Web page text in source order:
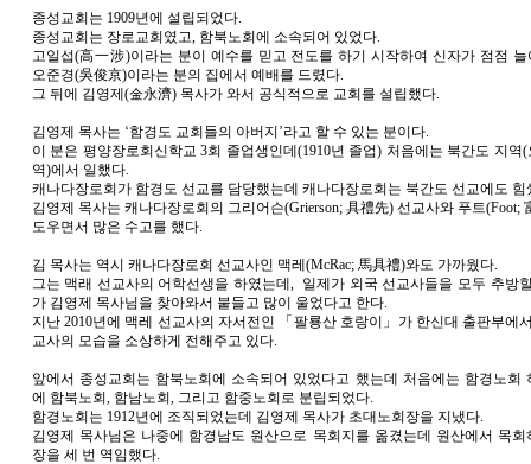
종성교회는 1909년에 설립되었다.
종성교회는 장로교회였고, 함북노회에 소속되어 있었다.
고일섭(高一涉)이라는 분이 예수를 믿고 전도를 하기 시작하여 신자가 점점 늘
오준경(吳俊京)이라는 분의 집에서 예배를 드렸다.
그 뒤에 김영제(金永濟) 목사가 와서 공식적으로 교회를 설립했다.
김영제 목사는 ‘함경도 교회들의 아버지’라고 할 수 있는 분이다.
이 분은 평양장로회신학교 3회 졸업생인데(1910년 졸업) 처음에는 북간도 지역
역)에서 일했다.
캐나다장로회가 함경도 선교를 담당했는데 캐나다장로회는 북간도 선교에도 힘
김영제 목사는 캐나다장로회의 그리어슨(Grierson; 具禮先) 선교사와 푸트(Foot;
도우면서 많은 수고를 했다.
김 목사는 역시 캐나다장로회 선교사인 맥레(McRac; 馬具禮)와도 가까웠다.
그는 맥래 선교사의 어학선생을 하였는데, 일제가 외국 선교사들을 모두 추방
가 김영제 목사님을 찾아와서 붙들고 많이 울었다고 한다.
지난 2010년에 맥레 선교사의 자서전인 「팔룡산 호랑이」가 한신대 출판부에
교사의 모습을 소상하게 전해주고 있다.
앞에서 종성교회는 함북노회에 소속되어 있었다고 했는데 처음에는 함경노회
에 함북노회, 함남노회, 그리고 함중노회로 분립되었다.
함경노회는 1912년에 조직되었는데 김영제 목사가 초대노회장을 지냈다.
김영제 목사님은 나중에 함경남도 원산으로 목회지를 옮겼는데 원산에서 목
장을 세 번 역임했다.